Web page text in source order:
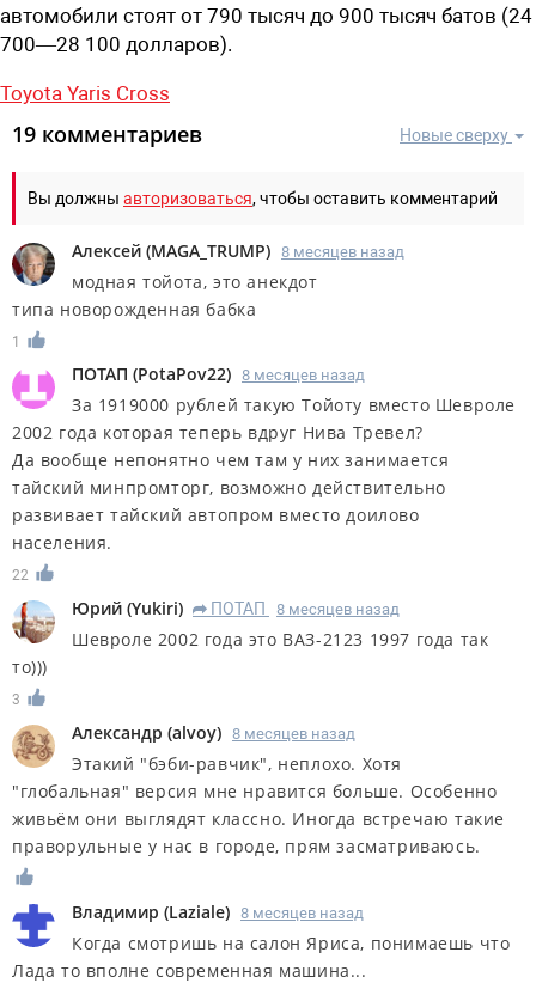
автомобили стоят от 790 тысяч до 900 тысяч батов (24
700—28 100 долларов).
Toyota Yaris Cross
Новые сверху
19 комментариев
Вы должны авторизоваться, чтобы оставить комментарий
Алексей (MAGA_TRUMP) 8 месяцев назад
модная тойота, это анекдот
типа новорожденная бабка
1
ПОТАП (PotaPov22) 8 месяцев назад
За 1919000 рублей такую Тойоту вместо Шевроле
2002 года которая теперь вдруг Нива Тревел?
Да вообще непонятно чем там у них занимается
тайский минпромторг, возможно действительно
развивает тайский автопром вместо доилово
населения.
22
Юрий (Yukiri) R ПОТАП 8 месяцев назад
Шевроле 2002 года это ВАЗ-2123 1997 года так
то)))
3
Александр (alvoy) 8 месяцев назад
Этакий "бэби-равчик", неплохо. Хотя
"глобальная" версия мне нравится больше. Особенно
живьём они выглядят классно. Иногда встречаю такие
праворульные у нас в городе, прям засматриваюсь.
Владимир (Laziale) 8 месяцев назад
Когда смотришь на салон Яриса, понимаешь что
Лада то вполне современная машина...